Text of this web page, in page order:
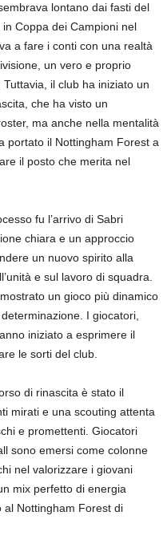
lontano dai fasti del
Coppa dei Campioni nel
a fare i conti con una realtà
un vero e proprio
il club ha iniziato un
che ha visto un
ma anche nella mentalità
portato il Nottingham Forest a
il posto che merita nel
fu l’arrivo di Sabri
chiara e un approccio
un nuovo spirito alla
e sul lavoro di squadra.
un gioco più dinamico
I giocatori,
iniziato a esprimere il
le sorti del club.
di rinascita è stato il
mirati e una scouting attenta
e promettenti. Giocatori
sono emersi come colonne
nel valorizzare i giovani
mix perfetto di energia
al Nottingham Forest di